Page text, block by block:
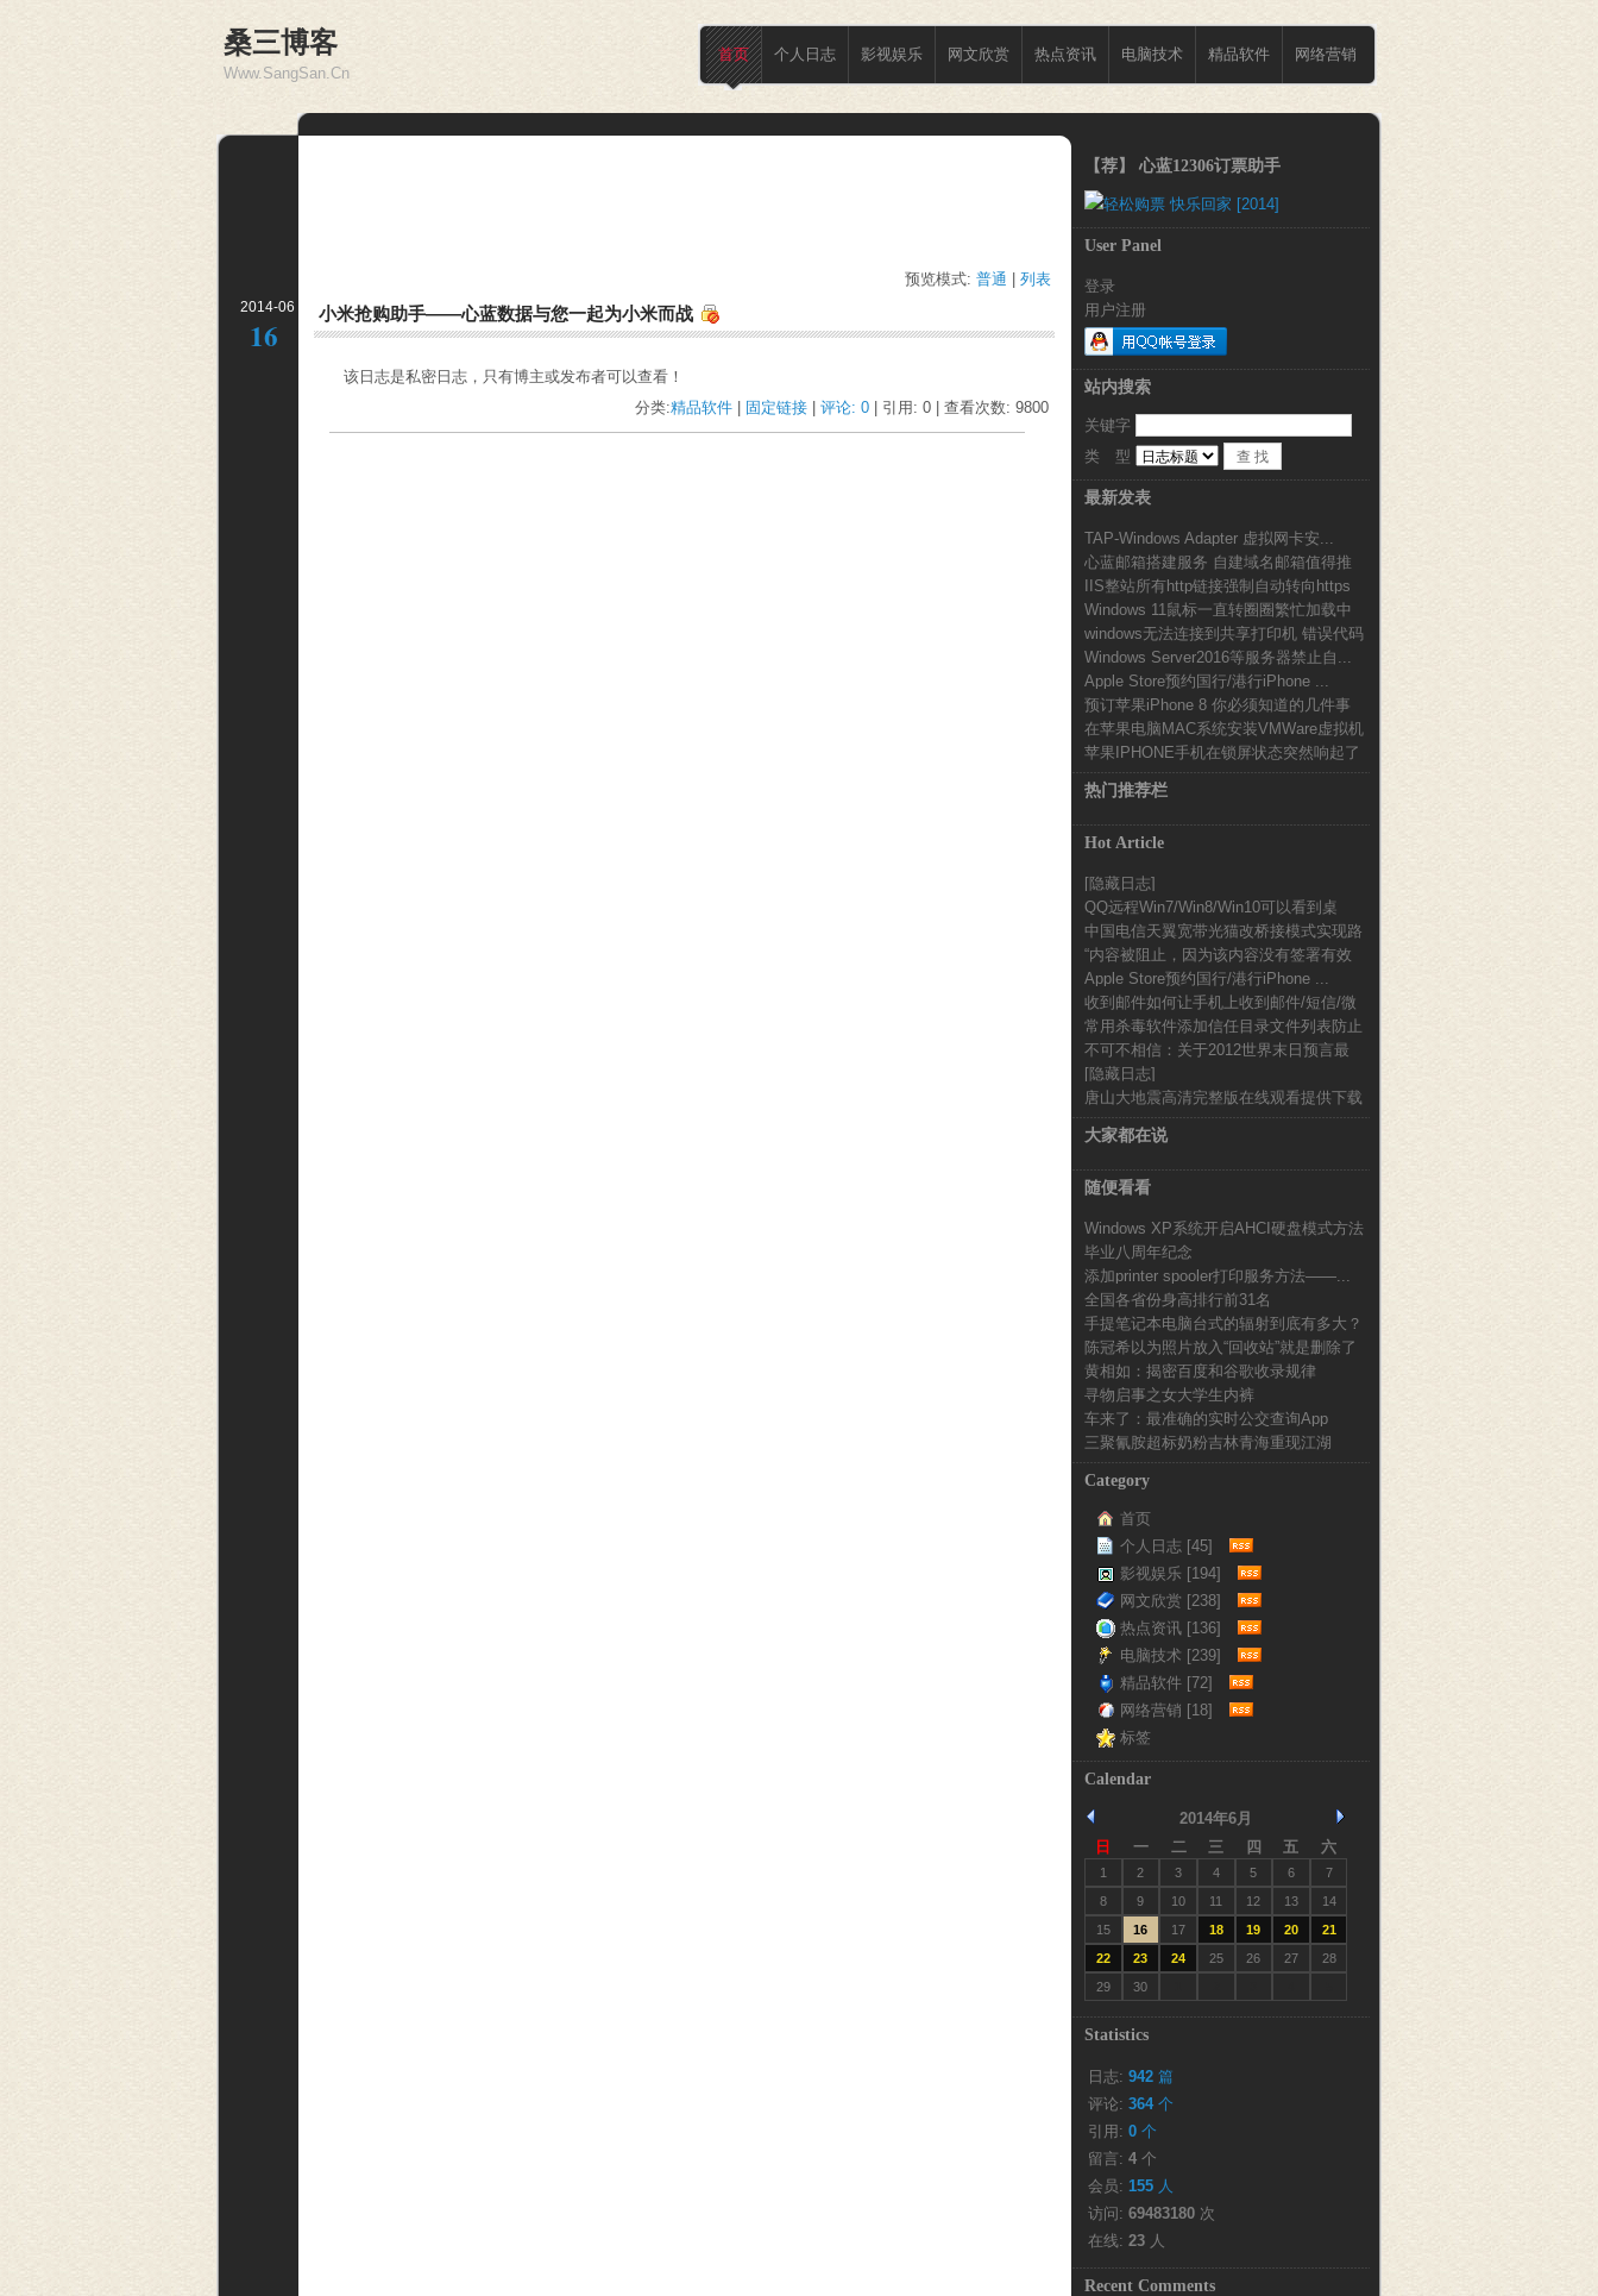
桑三博客
Www.SangSan.Cn
首页 个人日志 影视娱乐 网文欣赏 热点资讯 电脑技术 精品软件 网络营销
预览模式: 普通 列表
2014-06
16
小米抢购助手——心蓝数据与您一起为小米而战
该日志是私密日志，只有博主或发布者可以查看！
分类:精品软件 固定链接 评论: 0 | 引用: 0 | 查看次数: 9800
【荐】 心蓝12306订票助手
User Panel
登录
用户注册
站内搜索
关键字
类 型
最新发表
TAP-Windows Adapter 虚拟网卡安...
心蓝邮箱搭建服务 自建域名邮箱值得推
荐IIS整站所有http链接强制自动转向https
设...
Windows 11鼠标一直转圈圈繁忙加载中
解决办...
windows无法连接到共享打印机 错误代码
0x0...
Windows Server2016等服务器禁止自...
Apple Store预约国行/港行iPhone ...
预订苹果iPhone 8 你必须知道的几件事
在苹果电脑MAC系统安装VMWare虚拟机
使用加密...
苹果IPHONE手机在锁屏状态突然响起了
一段音乐声...
热门推荐栏
Hot Article
[隐藏日志]
QQ远程Win7/Win8/Win10可以看到桌
面...
中国电信天翼宽带光猫改桥接模式实现路
由器拨号的方法...
“内容被阻止，因为该内容没有签署有效
的安全证书。”...
Apple Store预约国行/港行iPhone ...
收到邮件如何让手机上收到邮件/短信/微
信提醒
常用杀毒软件添加信任目录文件列表防止
误报图文教程
不可不相信：关于2012世界末日预言最
新完整版
[隐藏日志]
唐山大地震高清完整版在线观看提供下载
大家都在说
随便看看
Windows XP系统开启AHCI硬盘模式方法
毕业八周年纪念
添加printer spooler打印服务方法——...
全国各省份身高排行前31名
手提笔记本电脑台式的辐射到底有多大？
陈冠希以为照片放入“回收站”就是删除了
黄相如：揭密百度和谷歌收录规律
寻物启事之女大学生内裤
车来了：最准确的实时公交查询App
三聚氰胺超标奶粉吉林青海重现江湖
Category
首页
个人日志 [45]
影视娱乐 [194]
网文欣赏 [238]
热点资讯 [136]
电脑技术 [239]
精品软件 [72]
网络营销 [18]
标签
Calendar
2014年6月
日
一 二 三 四 五 六
1 2 3 4 5 6
7
8
9 10 11 12 13
14
15
16 17 18 19 20
21
22
23 24 25 26 27
28
29
30
Statistics
日志: 942 篇
评论: 364个
引用: 0 个
留言: 4 个
会员: 155 人
访问: 69483180 次
在线: 23 人
Recent Comments